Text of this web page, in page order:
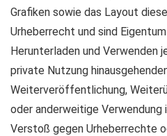
Grafiken sowie das Layout
Urheberrecht und sind
Herunterladen und Verwenden
private Nutzung
Weiterveröffentlichung,
oder anderweitige
Verstoß gegen Urheberrechte